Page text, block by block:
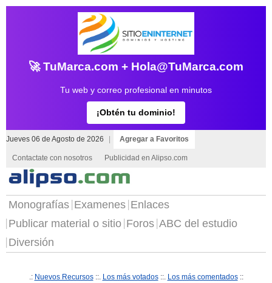
🚀 TuMarca.com + Hola@TuMarca.com
Tu web y correo profesional en minutos
¡Obtén tu dominio!
Jueves 06 de Agosto de 2026 Agregar a Favoritos
Contactate con nosotros Publicidad en Alipso.com
Monografías Examenes Enlaces
Publicar material o sitio Foros ABC del estudio
Diversión
.: Nuevos Recursos::. Los más votados::. Los más comentados::